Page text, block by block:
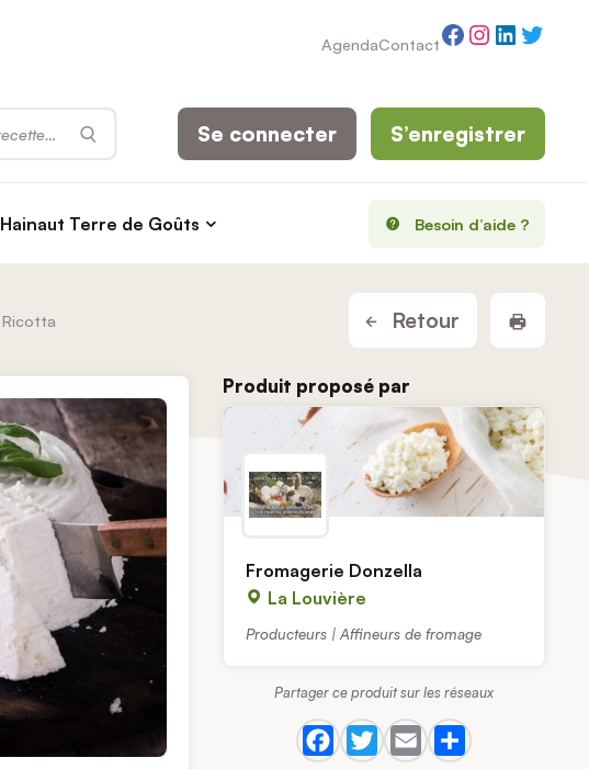
AgendaContactFacebook
Instagram
Hainaut Terre de Goûts Besoin d’aide ?
Se connecter S’enregistrer
Ricotta Retour
Produit proposé par
Fromagerie Donzella
La Louvière
Producteurs | Affineurs de fromage
Partager ce produit sur les réseaux